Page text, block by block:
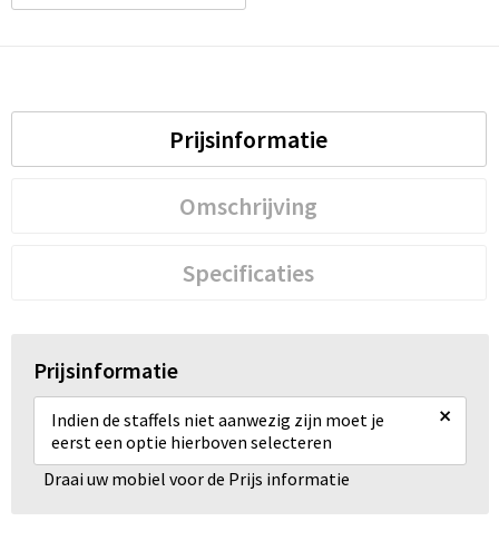
Prijsinformatie
Omschrijving
Specificaties
Prijsinformatie
Indien de staffels niet aanwezig zijn moet je
eerst een optie hierboven selecteren
×
Draai uw mobiel voor de Prijs informatie